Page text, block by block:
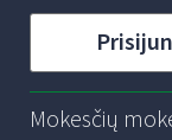
Mokesčių